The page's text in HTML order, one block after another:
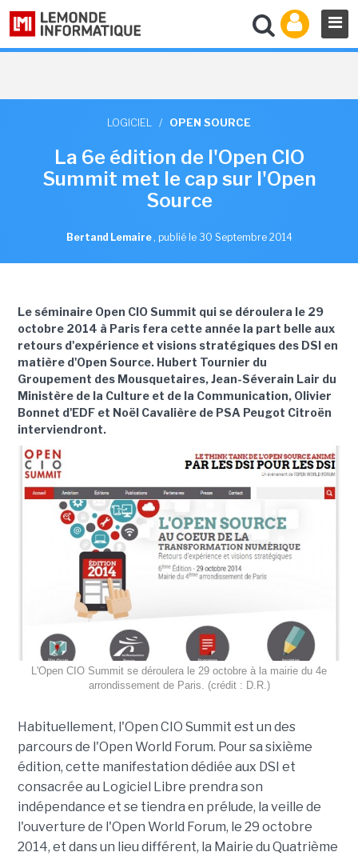
LOGICIEL / OPEN SOURCE
La 6e édition de l'Open CIO
Summit met le cap sur l'Open
Source
Bertand Lemaire , publié le 30 Septembre 2014
Le séminaire Open CIO Summit qui se déroulera le 29
octobre 2014 à Paris fera cette année la part belle aux
retours d'expérience et visions stratégiques des DSI en
matière d'Open Source. Hubert Tournier du
Groupement des Mousquetaires, Jean-Séverain Lair du
Ministère de la Culture et de la Communication, Olivier
Bonnet d'EDF et Noël Cavalière de PSA Peugot Citroën
interviendront.
L'Open CIO Summit se déroulera le 29 octobre à la mairie du 4e
arrondissement de Paris. (crédit : D.R.)
Habituellement, l'Open CIO Summit est un des
parcours de l'Open World Forum. Pour sa sixième
édition, cette manifestation dédiée aux DSI et
consacrée au Logiciel Libre prendra son
indépendance et se tiendra en prélude, la veille de
l'ouverture de l'Open World Forum, le 29 octobre
2014, et dans un lieu différent, la Mairie du Quatrième